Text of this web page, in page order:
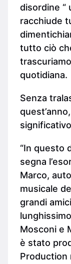
disordine “
racchiude
tutto ciò
quotidiana.
Senza
“In questo
segna
Marco,
musicale
grandi
Mosconi e
è stato
Production